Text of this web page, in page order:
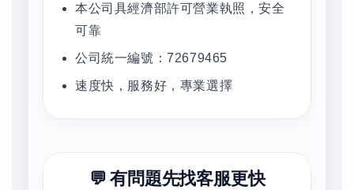
本公司具經濟部許可營業執照，安全
可靠
公司統一編號：72679465
速度快，服務好，專業選擇
💬 有問題先找客服更快